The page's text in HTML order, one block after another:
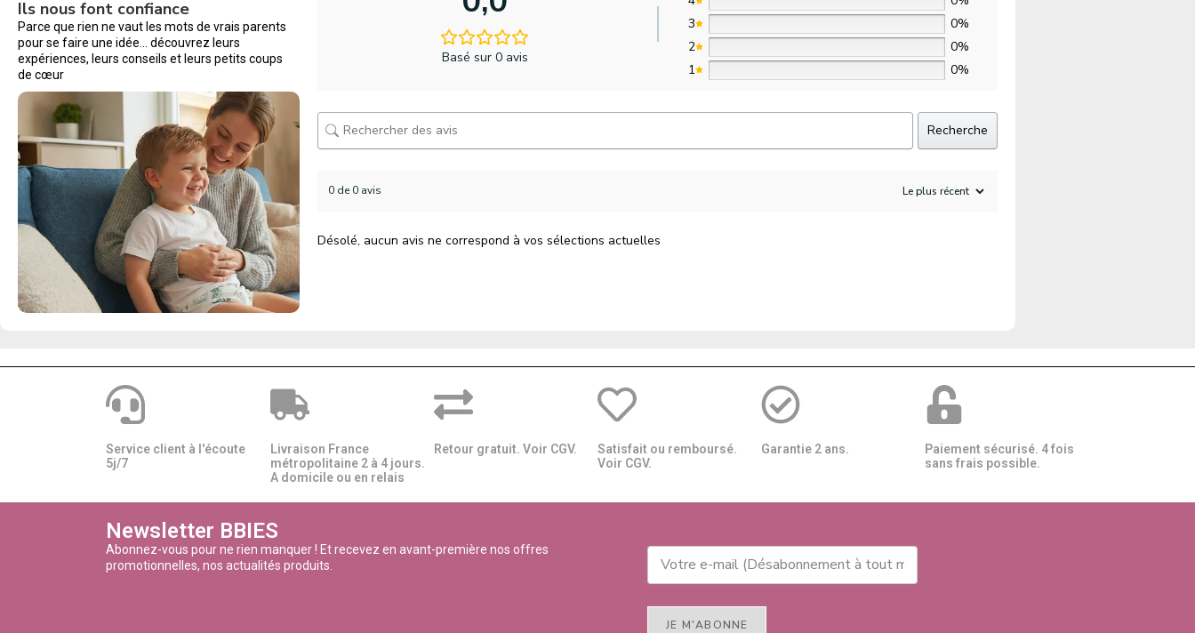
Ils nous font confiance
Parce que rien ne vaut les mots de vrais parents
pour se faire une idée… découvrez leurs
expériences, leurs conseils et leurs petits coups
de cœur
Basé sur 0 avis
3
0%
2
0%
1
0%
Recherche
0 de 0 avis
Désolé, aucun avis ne correspond à vos sélections actuelles
Service client à l'écoute
5j/7
Livraison France
métropolitaine 2 à 4 jours.
A domicile ou en relais​​
Retour gratuit. Voir CGV.
Satisfait ou remboursé.
Voir CGV.
Garantie 2 ans.
Paiement sécurisé. 4 fois
sans frais possible.
Newsletter BBIES
Abonnez-vous pour ne rien manquer ! Et recevez en avant-première nos offres
promotionnelles, nos actualités produits.
JE M'ABONNE